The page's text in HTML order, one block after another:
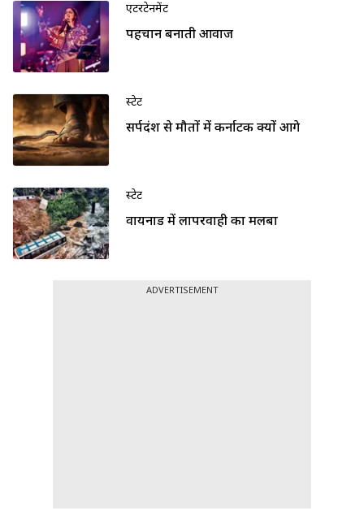
एंटरटेनमेंट
पहचान बनाती आवाज
स्टेट
सर्पदंश से मौतों में कर्नाटक क्यों आगे
स्टेट
वायनाड में लापरवाही का मलबा
ADVERTISEMENT